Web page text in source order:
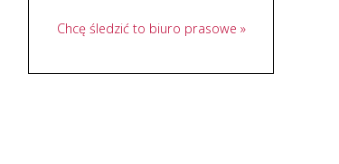
Chcę śledzić to biuro prasowe »